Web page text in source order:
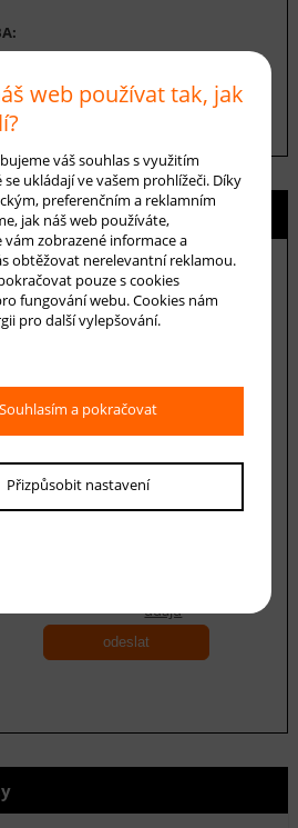
z koberce, aby se zabránilo jejich
jednou za 12-18 měsíců je možné
Hlídání ceny
údajů
odeslat
web používat tak, jak
váš souhlas s využitím
se ukládají ve vašem prohlížeči. Díky
preferenčním a reklamním
jak náš web používáte,
zobrazené informace a
obtěžovat nerelevantní reklamou.
pouze s cookies
fungování webu. Cookies nám
pro další vylepšování.
Souhlasím a pokračovat
Přizpůsobit nastavení